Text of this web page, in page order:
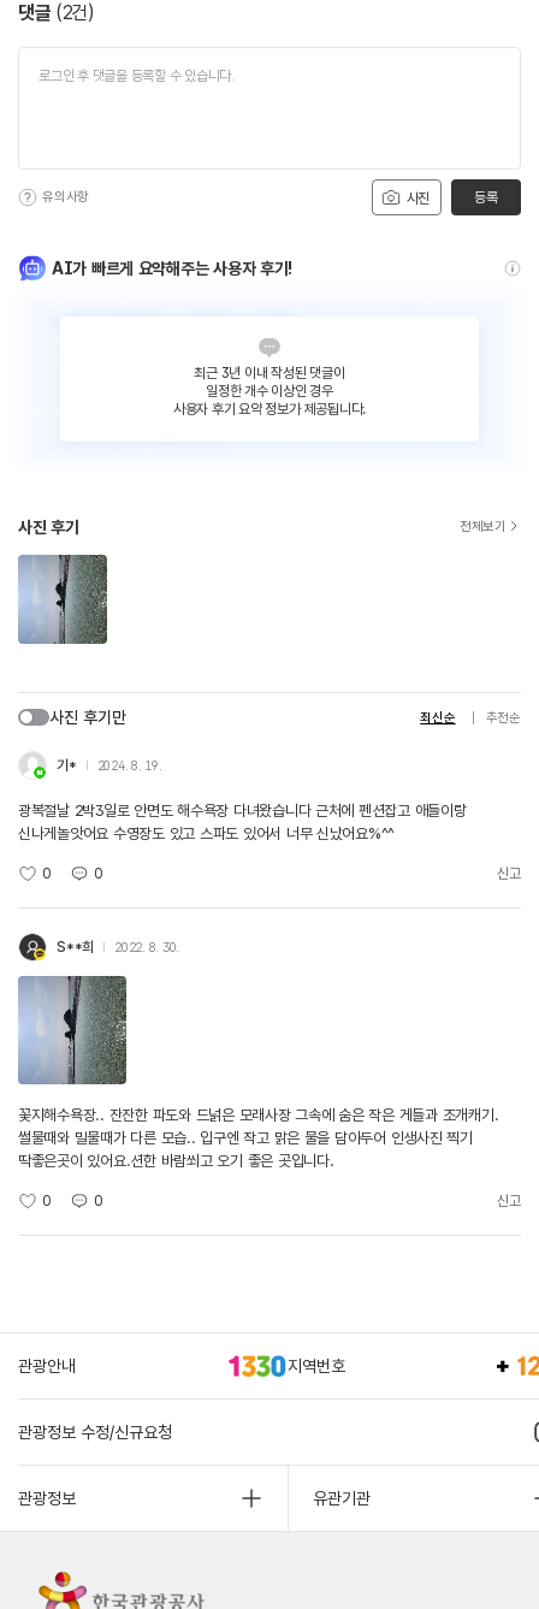
댓글 (2건)
사진
유의사항 등록
AI가 빠르게 요약해주는 사용자 후기!
최근 3년 이내 작성된 댓글이
일정한 개수 이상인 경우
사용자 후기 요약 정보가 제공됩니다.
사진 후기 전체보기
사진 후기만 최신순 추천순
기* 2024. 8. 19.
광복절날 2박3일로 안면도 해수욕장 다녀왔습니다 근처에 펜션잡고 애들이랑
신나게놀앗어요 수영장도 있고 스파도 있어서 너무 신났어요%^^
0 0 신고
S**희 2022. 8. 30.
꽃지해수욕장.. 잔잔한 파도와 드넑은 모래사장 그속에 숨은 작은 게들과 조개캐기.
썰물때와 밀물때가 다른 모습.. 입구엔 작고 맑은 물을 담아두어 인생사진 찍기
딱좋은곳이 있어요.션한 바람쐬고 오기 좋은 곳입니다.
0 0 신고
관광안내 지역번호
관광정보 수정/신규요청
관광정보 유관기관